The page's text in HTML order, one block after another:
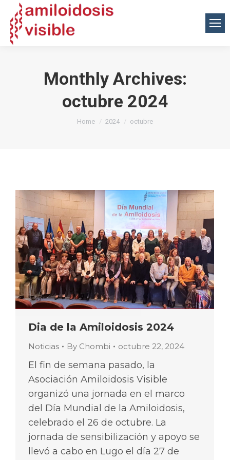
Monthly Archives:
octubre 2024
You are here:
Home 2024 octubre
Dia de la Amiloidosis 2024
Noticias By Chombi octubre 22, 2024
El fin de semana pasado, la
Asociación Amiloidosis Visible
organizó una jornada en el marco
del Día Mundial de la Amiloidosis,
celebrado el 26 de octubre. La
jornada de sensibilización y apoyo se
llevó a cabo en Lugo el día 27 de